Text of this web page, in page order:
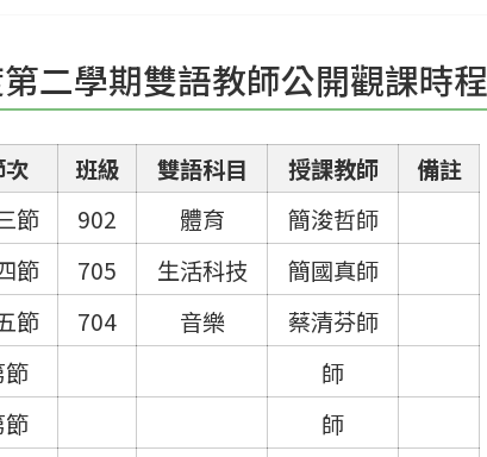
二學期雙語教師公開觀課時程
班級 雙語科目 授課教師
備註
節 902 體育
簡浚哲師
節 705 生活科技
簡國真師
節 704 音樂
蔡清芬師
節
師
節
師